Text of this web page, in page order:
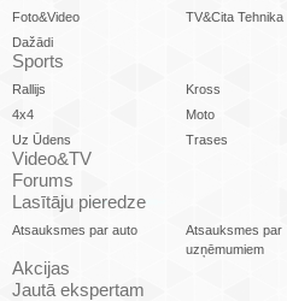
Foto&Video
TV&Cita Tehnika
Dažādi
Sports
Rallijs Kross
4x4
Moto
Uz Ūdens
Trases
Video&TV
Forums
Lasītāju pieredze
Atsauksmes par auto
Atsauksmes par
uzņēmumiem
Akcijas
Jautā ekspertam